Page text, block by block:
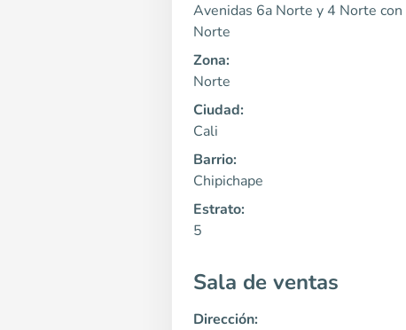
Avenidas 6a Norte y 4 Norte
Norte
Zona:
Norte
Ciudad:
Cali
Barrio:
Chipichape
Estrato:
5
Sala de ventas
Dirección: